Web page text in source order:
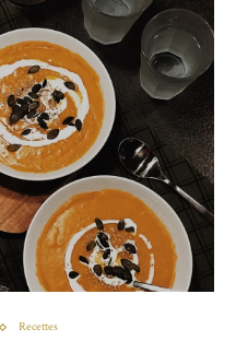
Recettes